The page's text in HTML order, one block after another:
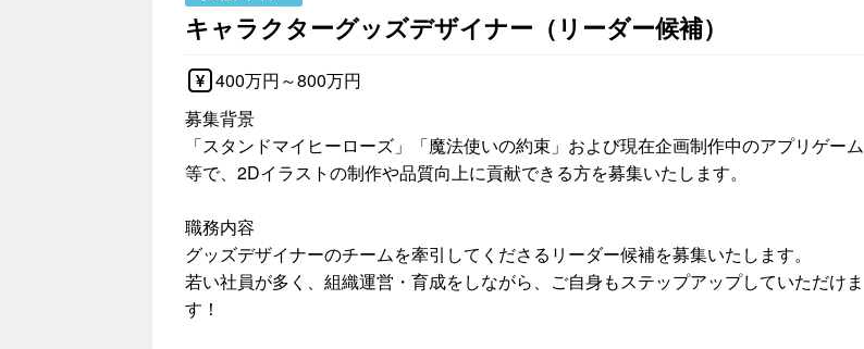
キャラクターグッズデザイナー（リーダー候補）
400万円～800万円
募集背景
「スタンドマイヒーローズ」「魔法使いの約束」および現在企画制作中のアプリゲーム
等で、2Dイラストの制作や品質向上に貢献できる方を募集いたします。
職務内容
グッズデザイナーのチームを牽引してくださるリーダー候補を募集いたします。
若い社員が多く、組織運営・育成をしながら、ご自身もステップアップしていただけま
す！